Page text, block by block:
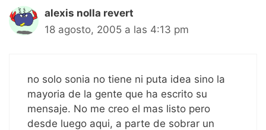
alexis nolla revert
18 agosto, 2005 a las 4:13 pm
no solo sonia no tiene ni puta idea sino la
mayoria de la gente que ha escrito su
mensaje. No me creo el mas listo pero
desde luego aqui, a parte de sobrar un